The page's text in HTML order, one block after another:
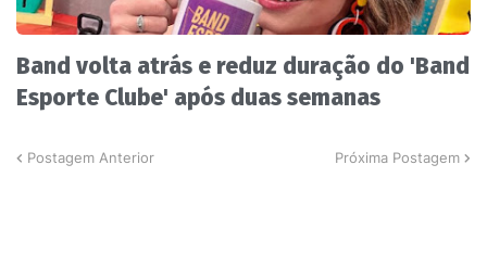
Band volta atrás e reduz duração do 'Band
Esporte Clube' após duas semanas
Postagem Anterior Próxima Postagem